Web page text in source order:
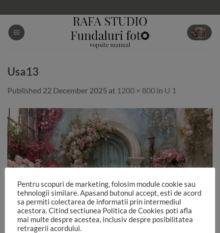
to
content
Usa13
Published 22 December 2025 at 1200 × 800 in U 1
Pentru scopuri de marketing, folosim module cookie sau
tehnologii similare. Apasand butonul accept, esti de acord
sa permiti colectarea de informatii prin intermediul
acestora. Citind sectiunea Politica de Cookies poti afla
mai multe despre acestea, inclusiv despre posibilitatea
retragerii acordului.